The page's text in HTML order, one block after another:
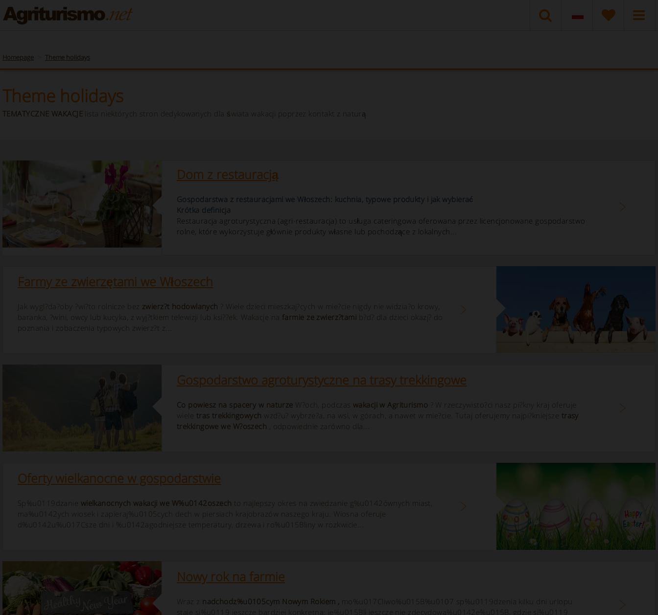
Toskania Włochy wakacje w gospodarstwie agroturystycznym, gospodarstwie rolnym, gospodarstwie agroturystycznym, wille, hotel, pensjonat
Homepage Theme holidays
Theme holidays
TEMATYCZNE WAKACJE lista niektórych stron dedykowanych dla świata wakacji poprzez kontakt z naturą
Dom z restauracją
Gospodarstwa z restauracjami we Włoszech: kuchnia, typowe produkty i jak wybierać
Krótka definicja
Restauracja agroturystyczna (agri-restauracja) to usługa cateringowa oferowana przez licencjonowane gospodarstwo
rolne, które wykorzystuje głównie produkty własne lub pochodzące z lokalnych...
Farmy ze zwierzętami we Włoszech
Jak wygl?da?oby ?wi?to rolnicze bez zwierz?t hodowlanych ? Wiele dzieci mieszkaj?cych w mie?cie nigdy nie widzia?o krowy,
baranka, ?wini, owcy lub kucyka, z wyj?tkiem telewizji lub ksi??ek. Wakacje na farmie ze zwierz?tami b?d? dla dzieci okazj? do
poznania i zobaczenia typowych zwierz?t z...
Gospodarstwo agroturystyczne na trasy trekkingowe
Co powiesz na spacery w naturze W?och, podczas wakacji w Agriturismo ? W rzeczywisto?ci nasz pi?kny kraj oferuje
wiele tras trekkingowych wzd?u? wybrze?a, na wsi, w górach, a nawet w mie?cie. Tutaj oferujemy najpi?kniejsze trasy
trekkingowe we W?oszech , odpowiednie zarówno dla...
Oferty wielkanocne w gospodarstwie
Sp%u0119dzanie wielkanocnych wakacji we W%u0142oszech to najlepszy okres na zwiedzanie g%u0142ównych miast,
ma%u0142ych wiosek i zapieraj%u0105cych dech w piersiach krajobrazów naszego kraju. Wiosna oferuje
d%u0142u%u017Csze dni i %u0142agodniejsze temperatury, drzewa i ro%u015Bliny w rozkwicie...
Nowy rok na farmie
Wraz z nadchodz%u0105cym Nowym Rokiem , mo%u017Cliwo%u015B%u0107 sp%u0119dzenia kilku dni urlopu
staje si%u0119 jeszcze bardziej konkretna: je%u015Bli jeszcze nie zdecydowa%u0142e%u015B, gdzie si%u0119